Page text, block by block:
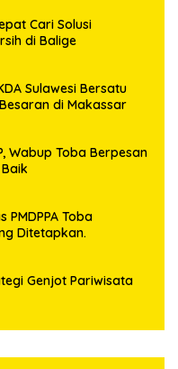
Cari Solusi
di Balige
Sulawesi Bersatu
di Makassar
Wabup Toba Berpesan
PMDPPA Toba
Ditetapkan.
Genjot Pariwisata